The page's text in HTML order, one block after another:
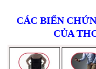
CÁC BIẾN
CỦA